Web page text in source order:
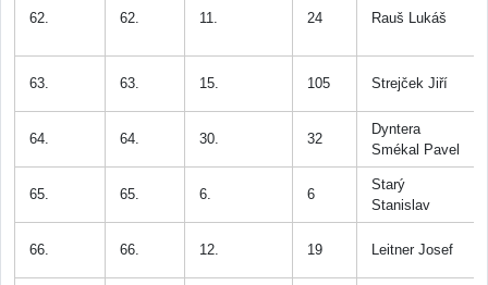
62. 62. 11. 24 Rauš Lukáš
63. 63. 15. 105 Strejček Jiří
64. 64. 30. 32
Dyntera
Smékal Pavel
65. 65. 6. 6
Starý
Stanislav
66. 66. 12. 19 Leitner Josef